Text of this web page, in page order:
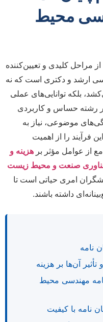
محیط
مراحل کلیدی و تعیین‌کننده
ارشد و دکتری است که نه
بلکه توانایی‌های عملی
رشته حساس و کاربردی
موضوعی، نیاز به
فرآیند را از اهمیت
از عوامل مؤثر بر هزینه و
فناوری صنعت و محیط زیست
امری حیاتی است تا
داشته باشند.
نامه
آن‌ها بر هزینه
مهندسی محیط
نامه با کیفیت